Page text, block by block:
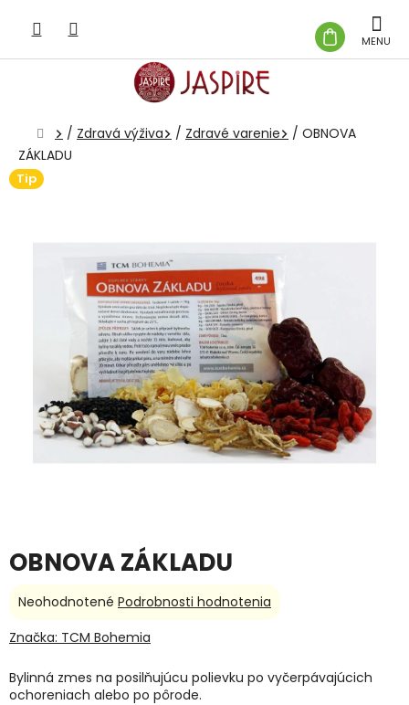
obsah
KOŠÍK
Domov
/ Zdravá výživa / Zdravé varenie / OBNOVA
ZÁKLADU
Tip
OBNOVA ZÁKLADU
Bylinná zmes na posilňujúcu polievku po vyčerpávajúcich
ochoreniach alebo po pôrode.
Priemerné
produktu
0,0
z
Neohodnotené Podrobnosti hodnotenia
Značka: TCM Bohemia